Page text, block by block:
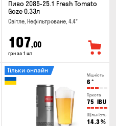
Пиво 2085-25.1 Fresh Tomato
Goze 0.33л
Світле, Нефільтроване, 4.4°
107,00
грн за 1 шт
Міцність
6 °
Гіркота
75 IBU
Щільність
14.3%
Тільки онлайн